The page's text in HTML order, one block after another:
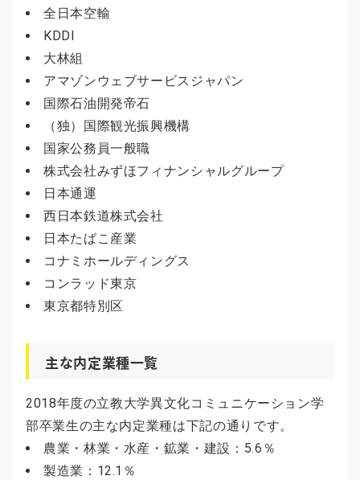
全日本空輸
KDDI
大林組
アマゾンウェブサービスジャパン
国際石油開発帝石
（独）国際観光振興機構
国家公務員一般職
株式会社みずほフィナンシャルグループ
日本通運
西日本鉄道株式会社
日本たばこ産業
コナミホールディングス
コンラッド東京
東京都特別区
主な内定業種一覧
2018年度の立教大学異文化コミュニケーション学
部卒業生の主な内定業種は下記の通りです。
農業・林業・水産・鉱業・建設：5.6％
製造業：12.1％